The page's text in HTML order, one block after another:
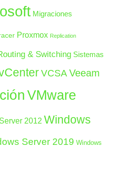
Migraciones
Proxmox Replication
& Switching Sistemas
VCSA Veeam
VMware
2012 Windows
Server 2019 Windows